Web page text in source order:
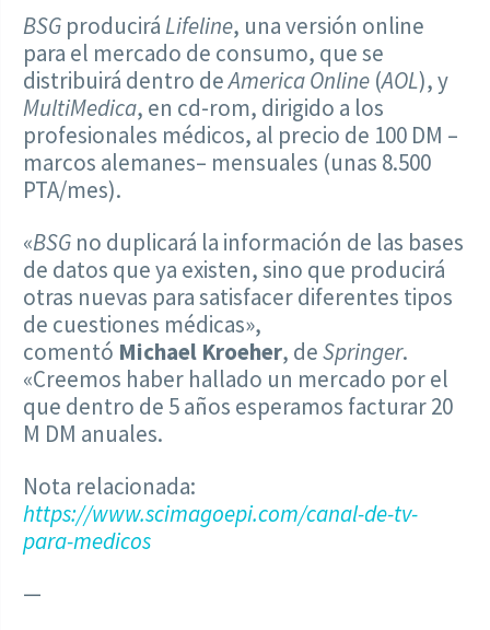
BSG produciráLifeline, una versión online
para el mercado de consumo, que se
distribuirá dentro deAmerica Online (AOL), y
MultiMedica, en cd-rom, dirigido a los
profesionales médicos, al precio de 100 DM –
marcos alemanes– mensuales (unas 8.500
PTA/mes).
«BSG no duplicará la información de las bases
de datos que ya existen, sino que producirá
otras nuevas para satisfacer diferentes tipos
de cuestiones médicas»,
comentó Michael Kroeher, deSpringer.
«Creemos haber hallado un mercado por el
que dentro de 5 años esperamos facturar 20
M DM anuales.
Nota relacionada:
https://www.scimagoepi.com/canal-de-tv-
para-medicos
—